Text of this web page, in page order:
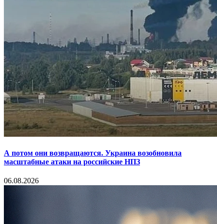
А потом они возвращаются. Украина возобновила
масштабные атаки на российские НПЗ
06.08.2026